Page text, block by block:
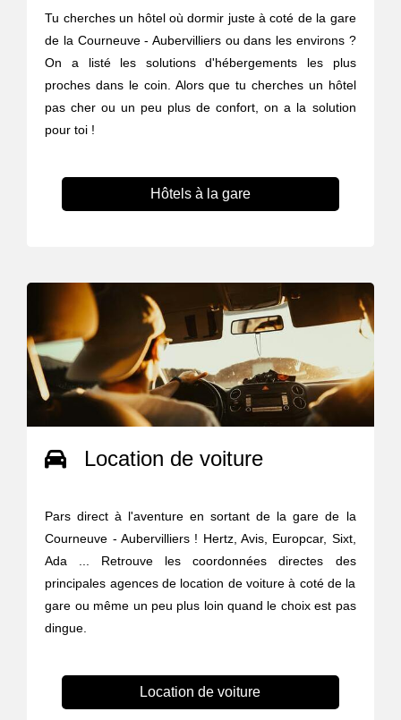
Tu cherches un hôtel où dormir juste à coté de la gare
de la Courneuve - Aubervilliers ou dans les environs ?
On a listé les solutions d'hébergements les plus
proches dans le coin. Alors que tu cherches un hôtel
pas cher ou un peu plus de confort, on a la solution
pour toi !
Hôtels à la gare
Location de voiture
Pars direct à l'aventure en sortant de la gare de la
Courneuve - Aubervilliers ! Hertz, Avis, Europcar, Sixt,
Ada ... Retrouve les coordonnées directes des
principales agences de location de voiture à coté de la
gare ou même un peu plus loin quand le choix est pas
dingue.
Location de voiture